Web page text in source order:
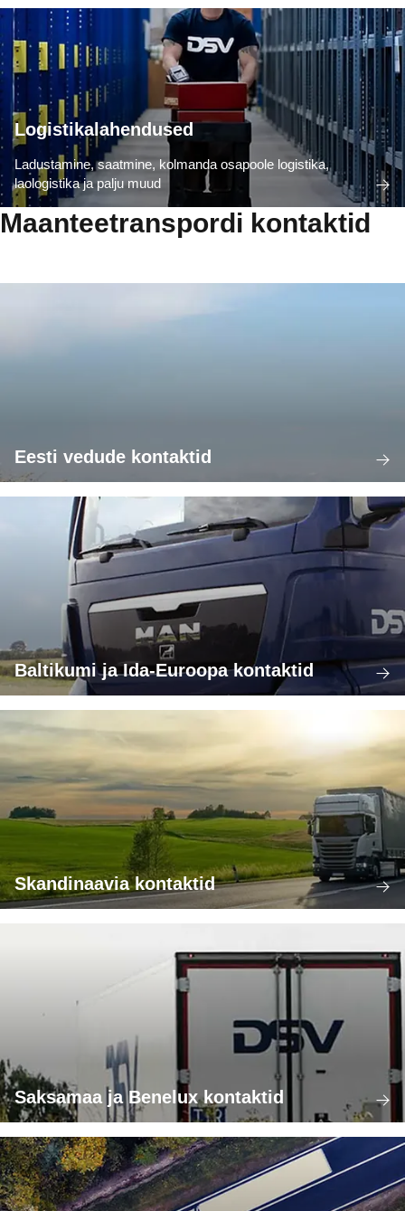
Logistikalahendused
Ladustamine, saatmine, kolmanda osapoole logistika,
laologistika ja palju muud
Maanteetranspordi kontaktid
Eesti vedude kontaktid
Baltikumi ja Ida-Euroopa kontaktid
Skandinaavia kontaktid
Saksamaa ja Benelux kontaktid